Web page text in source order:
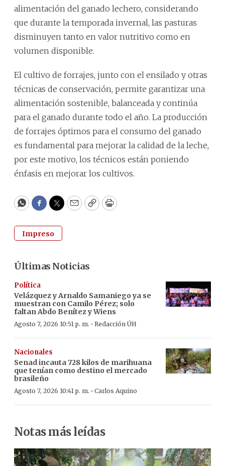
alimentación del ganado lechero, considerando
que durante la temporada invernal, las pasturas
disminuyen tanto en valor nutritivo como en
volumen disponible.
El cultivo de forrajes, junto con el ensilado y otras
técnicas de conservación, permite garantizar una
alimentación sostenible, balanceada y continúa
para el ganado durante todo el año. La producción
de forrajes óptimos para el consumo del ganado
es fundamental para mejorar la calidad de la leche,
por este motivo, los técnicos están poniendo
énfasis en mejorar los cultivos.
WhatsApp
Facebook
Twitter
EmailCopyPrint
Impreso
Últimas Noticias
Política
Velázquez y Arnaldo Samaniego ya se
muestran con Camilo Pérez; solo
faltan Abdo Benítez y Wiens
Agosto 7, 2026 10:51 p. m. · Redacción ÚH
Nacionales
Senad incauta 728 kilos de marihuana
que tenían como destino el mercado
brasileño
Agosto 7, 2026 10:41 p. m. · Carlos Aquino
Notas más leídas